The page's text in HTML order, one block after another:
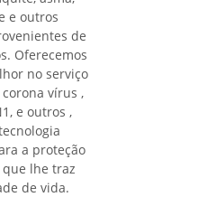
e outros
de
Oferecemos
no serviço
vírus ,
e outros ,
a proteção
lhe traz
de vida.